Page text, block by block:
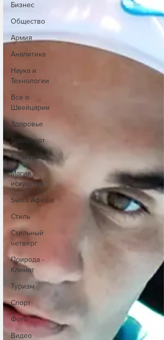
Бизнес
Общество
Армия
Аналитика
Наука и
Технологии
Все о
Швейцарии
Здоровье
Транспорт
Культура
Магия
искусства
Swiss Афиша
Стиль
Стильный
четверг
Природа -
Климат
Туризм
Спорт
Фото
Видео